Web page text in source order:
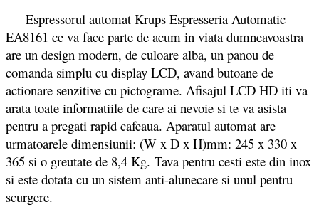
Espressorul automat Krups Espresseria Automatic
EA8161 ce va face parte de acum in viata dumneavoastra
are un design modern, de culoare alba, un panou de
comanda simplu cu display LCD, avand butoane de
actionare senzitive cu pictograme. Afisajul LCD HD iti va
arata toate informatiile de care ai nevoie si te va asista
pentru a pregati rapid cafeaua. Aparatul automat are
urmatoarele dimensiunii: (W x D x H)mm: 245 x 330 x
365 si o greutate de 8,4 Kg. Tava pentru cesti este din inox
si este dotata cu un sistem anti-alunecare si unul pentru
scurgere.